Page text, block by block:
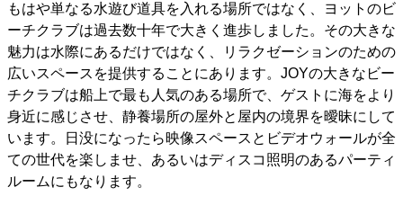
もはや単なる水遊び道具を入れる場所ではなく、ヨットのビ
ーチクラブは過去数十年で大きく進歩しました。その大きな
魅力は水際にあるだけではなく、リラクゼーションのための
広いスペースを提供することにあります。JOYの大きなビー
チクラブは船上で最も人気のある場所で、ゲストに海をより
身近に感じさせ、静養場所の屋外と屋内の境界を曖昧にして
います。日没になったら映像スペースとビデオウォールが全
ての世代を楽しませ、あるいはディスコ照明のあるパーティ
ルームにもなります。